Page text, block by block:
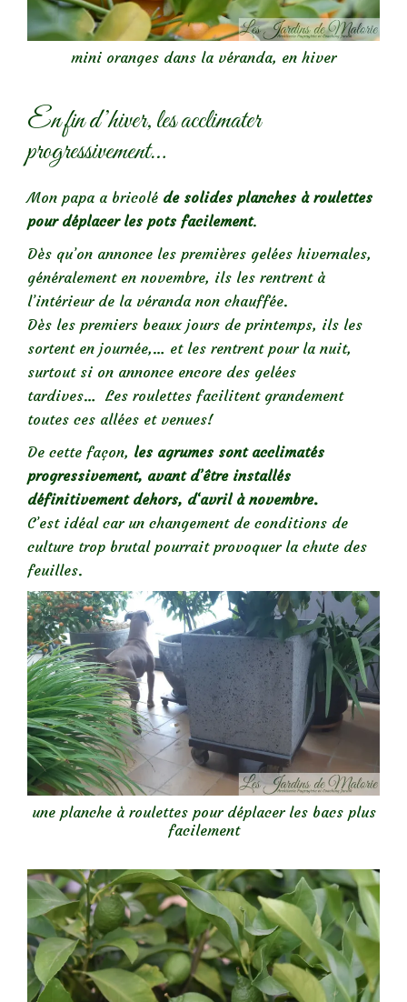
mini oranges dans la véranda, en hiver
En fin d’hiver, les acclimater
progressivement…
Mon papa a bricolé de solides planches à roulettes
pour déplacer les pots facilement.
Dès qu’on annonce les premières gelées hivernales,
généralement en novembre, ils les rentrent à
l’intérieur de la véranda non chauffée.
Dès les premiers beaux jours de printemps, ils les
sortent en journée,… et les rentrent pour la nuit,
surtout si on annonce encore des gelées
tardives… Les roulettes facilitent grandement
toutes ces allées et venues!
De cette façon, les agrumes sont acclimatés
progressivement, avant d’être installés
définitivement dehors, d‘avril à novembre.
C’est idéal car un changement de conditions de
culture trop brutal pourrait provoquer la chute des
feuilles.
une planche à roulettes pour déplacer les bacs plus
facilement